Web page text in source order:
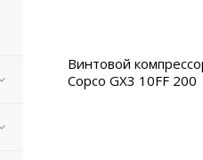
Винтовой
Copco GX3 10FF 200